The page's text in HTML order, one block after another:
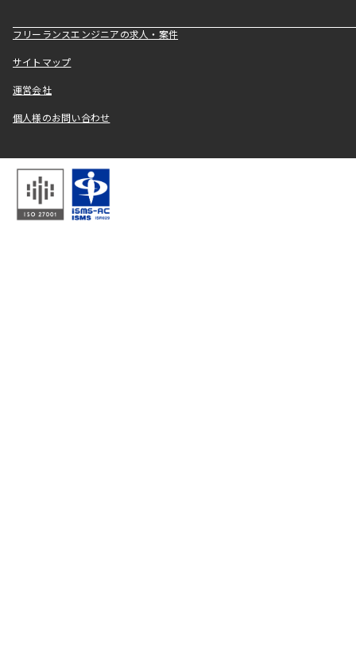
フリーランスエンジニアの求人・案件
サイトマップ
運営会社
個人様のお問い合わせ